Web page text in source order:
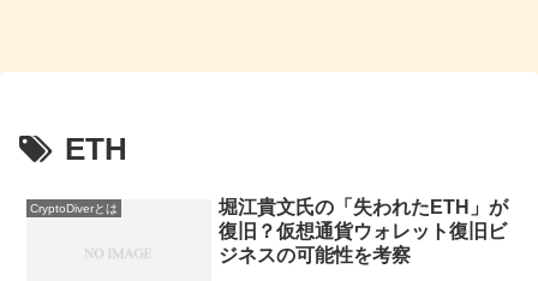
ETH
CryptoDiverとは
堀江貴文氏の「失われたETH」が
復旧？仮想通貨ウォレット復旧ビ
ジネスの可能性を考察